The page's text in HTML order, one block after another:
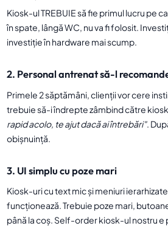
Kiosk-ul TREBUIE să fie primul lucru pe
în spate, lângă WC, nu va fi folosit.
investiție în hardware mai scump.
2. Personal antrenat să-l
Primele 2 săptămâni, clienții vor cere
trebuie să-i îndrepte zâmbind către
rapid acolo, te ajut dacă ai întrebări".
obișnuință.
3. UI simplu cu poze mari
Kiosk-uri cu text mic și meniuri
funcționează. Trebuie poze mari,
până la coș. Self-order kiosk-ul nostru